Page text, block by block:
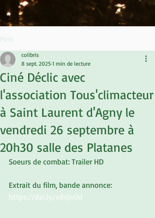
Post
Ciné Déclic avec
l'association Tous'climacteur
à Saint Laurent d'Agny le
vendredi 26 septembre à
20h30 salle des Platanes
colibris
8 sept. 2025 1 min de lecture
Soeurs de combat: Trailer HD
Extrait du film, bande annonce:
https://dai.ly/x8djv0d